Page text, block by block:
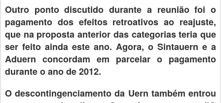
Outro ponto discutido durante a reunião foi o
pagamento dos efeitos retroativos ao reajuste,
que na proposta anterior das categorias teria que
ser feito ainda este ano. Agora, o Sintauern e a
Aduern concordam em parcelar o pagamento
durante o ano de 2012.
O descontingenciamento da Uern também entrou